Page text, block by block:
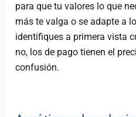
para que tu valores lo que
más te valga o se adapte a
identifiques a primera vista
no, los de pago tienen el
confusión.